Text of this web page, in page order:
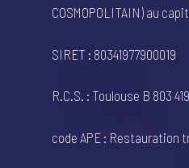
COSMOPOLITAIN) au
SIRET : 80341977900019
R.C.S. : Toulouse B 803
code APE : Restauration